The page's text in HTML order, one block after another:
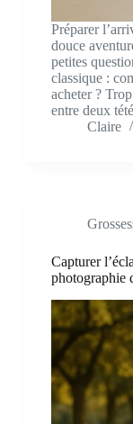
Préparer
douce
petites
classique :
acheter ?
entre deux
Claire
Capturer
photographie